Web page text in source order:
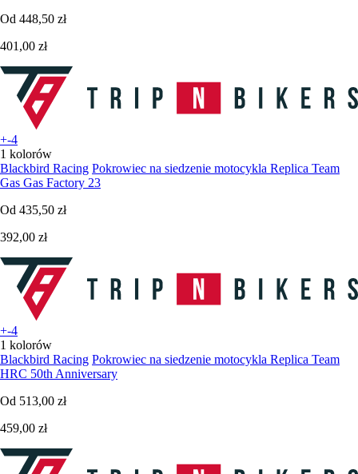
Od 448,50 zł
401,00 zł
+-4
1 kolorów
Blackbird Racing Pokrowiec na siedzenie motocykla Replica Team
Gas Gas Factory 23
Od 435,50 zł
392,00 zł
+-4
1 kolorów
Blackbird Racing Pokrowiec na siedzenie motocykla Replica Team
HRC 50th Anniversary
Od 513,00 zł
459,00 zł